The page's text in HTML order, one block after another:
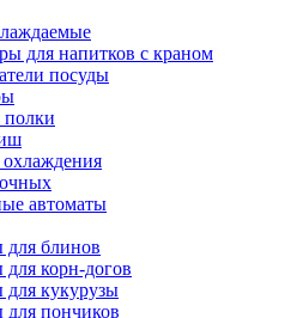
для напитков с краном
посуды
полки
автоматы
для блинов
корн-догов
кукурузы
пончиков